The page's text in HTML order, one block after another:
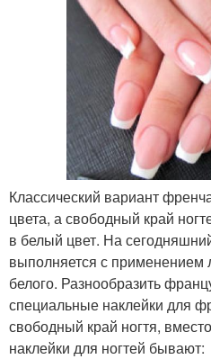
Классический вариант
цвета, а свободный край
в белый цвет. На
выполняется с применением
белого. Разнообразить
специальные наклейки для
свободный край ногтя,
наклейки для ногтей бывают: